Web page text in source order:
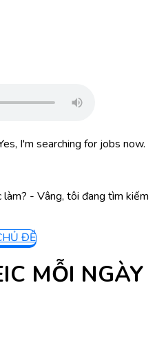
I'm searching for jobs now.
- Vâng, tôi đang tìm kiếm
ĐỀ
MỖI NGÀY